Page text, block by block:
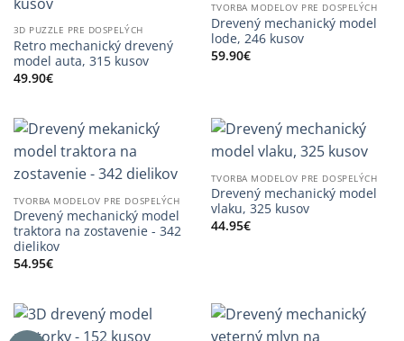
3D PUZZLE PRE DOSPELÝCH
Retro mechanický drevený
model auta, 315 kusov
49.90€
TVORBA MODELOV PRE DOSPELÝCH
Drevený mechanický model
lode, 246 kusov
59.90€
TVORBA MODELOV PRE DOSPELÝCH
Drevený mechanický model
traktora na zostavenie - 342
dielikov
54.95€
TVORBA MODELOV PRE DOSPELÝCH
Drevený mechanický model
vlaku, 325 kusov
44.95€